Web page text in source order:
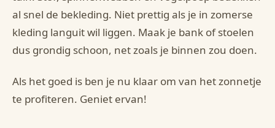
al snel de bekleding. Niet prettig als je in zomerse
kleding languit wil liggen. Maak je bank of stoelen
dus grondig schoon, net zoals je binnen zou doen.
Als het goed is ben je nu klaar om van het zonnetje
te profiteren. Geniet ervan!